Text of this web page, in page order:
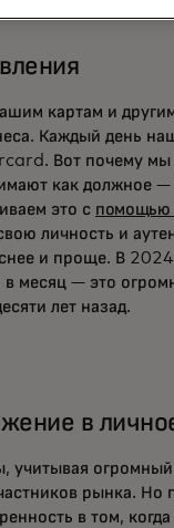
картам и
Каждый день
Вот почему
как должное —
это с помощью
личность и
и проще. В
месяц — это
лет назад.
в
учитывая
рынка. Но
в том, когда